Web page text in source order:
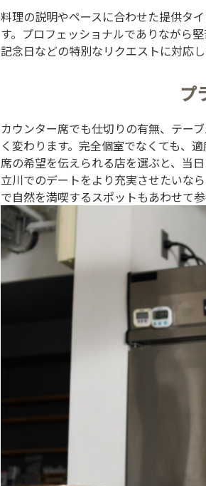
NEWS
MOVIE
ACCESS /
JP EN
料理の説明やペースに合わせた提供タ
す。プロフェッショナルでありながら
記念日などの特別なリクエストに対応
プ
カウンター席でも仕切りの有無、テー
く変わります。完全個室でなくても、
席の希望を伝えられる店を選ぶと、当
立川でのデートをより充実させたいな
で自然を満喫するスポットもあわせて